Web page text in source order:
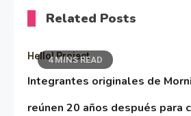
Related Posts
4 MINS READ
Hello! Project
Integrantes originales de
reúnen 20 años después para